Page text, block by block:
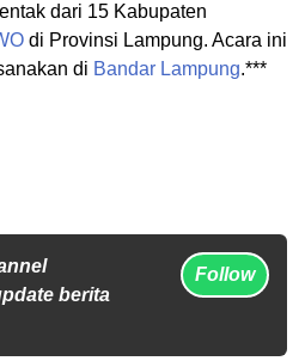
dari 15 Kabupaten
di Provinsi Lampung. Acara ini
di Bandar Lampung.***
berita
Follow